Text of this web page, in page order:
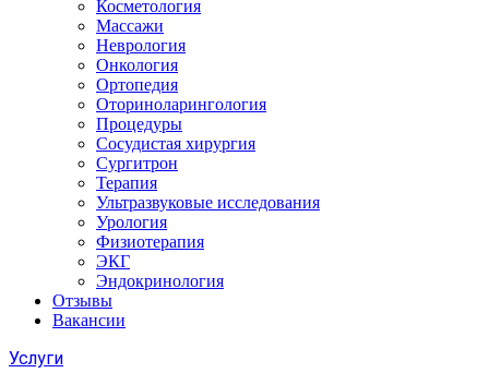
Косметология
Массажи
Неврология
Онкология
Ортопедия
Оториноларингология
Процедуры
Сосудистая хирургия
Сургитрон
Терапия
Ультразвуковые исследования
Урология
Физиотерапия
ЭКГ
Эндокринология
Отзывы
Вакансии
Услуги